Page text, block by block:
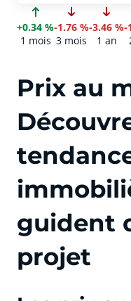
+0.34 %
1 mois
-1.76 %
3 mois
-3.46 %
1 an
-
Prix au
guident
projet